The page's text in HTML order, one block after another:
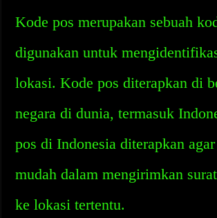
Kode pos merupakan sebuah
digunakan untuk
lokasi. Kode pos diterapkan di
negara di dunia, termasuk
pos di Indonesia diterapkan
mudah dalam mengirimkan
ke lokasi tertentu.